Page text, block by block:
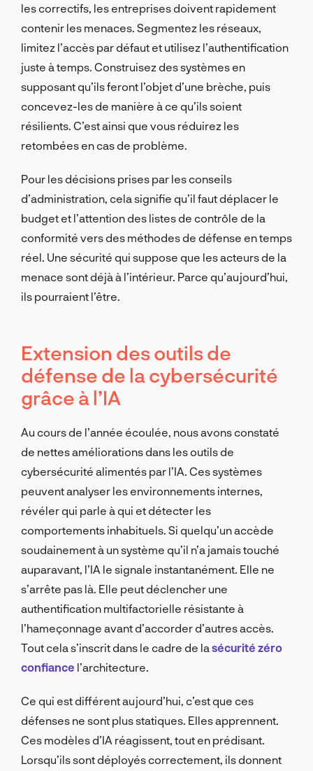
les correctifs, les entreprises doivent rapidement
contenir les menaces. Segmentez les réseaux,
limitez l’accès par défaut et utilisez l’authentification
juste à temps. Construisez des systèmes en
supposant qu’ils feront l’objet d’une brèche, puis
concevez-les de manière à ce qu’ils soient
résilients. C’est ainsi que vous réduirez les
retombées en cas de problème.
Pour les décisions prises par les conseils
d’administration, cela signifie qu’il faut déplacer le
budget et l’attention des listes de contrôle de la
conformité vers des méthodes de défense en temps
réel. Une sécurité qui suppose que les acteurs de la
menace sont déjà à l’intérieur. Parce qu’aujourd’hui,
ils pourraient l’être.
Extension des outils de
défense de la cybersécurité
grâce à l’IA
Au cours de l’année écoulée, nous avons constaté
de nettes améliorations dans les outils de
cybersécurité alimentés par l’IA. Ces systèmes
peuvent analyser les environnements internes,
révéler qui parle à qui et détecter les
comportements inhabituels. Si quelqu’un accède
soudainement à un système qu’il n’a jamais touché
auparavant, l’IA le signale instantanément. Elle ne
s’arrête pas là. Elle peut déclencher une
authentification multifactorielle résistante à
l’hameçonnage avant d’accorder d’autres accès.
Tout cela s’inscrit dans le cadre de la sécurité zéro
confiance l’architecture.
Ce qui est différent aujourd’hui, c’est que ces
défenses ne sont plus statiques. Elles apprennent.
Ces modèles d’IA réagissent, tout en prédisant.
Lorsqu’ils sont déployés correctement, ils donnent